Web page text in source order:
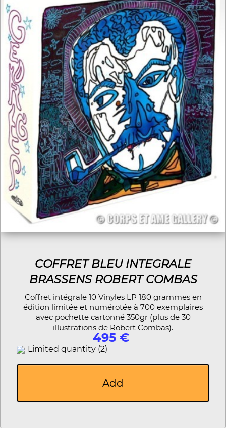
COFFRET BLEU INTEGRALE
BRASSENS ROBERT COMBAS
Coffret intégrale 10 Vinyles LP 180 grammes en
édition limitée et numérotée à 700 exemplaires
avec pochette cartonné 350gr (plus de 30
illustrations de Robert Combas).
495 €
Limited quantity (2)
Add